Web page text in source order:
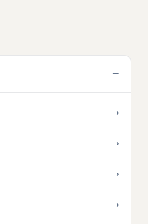
−
›
›
›
›